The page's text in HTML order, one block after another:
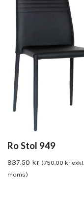
Ro Stol 949
937.50 kr (750.00 krexkl.
moms)